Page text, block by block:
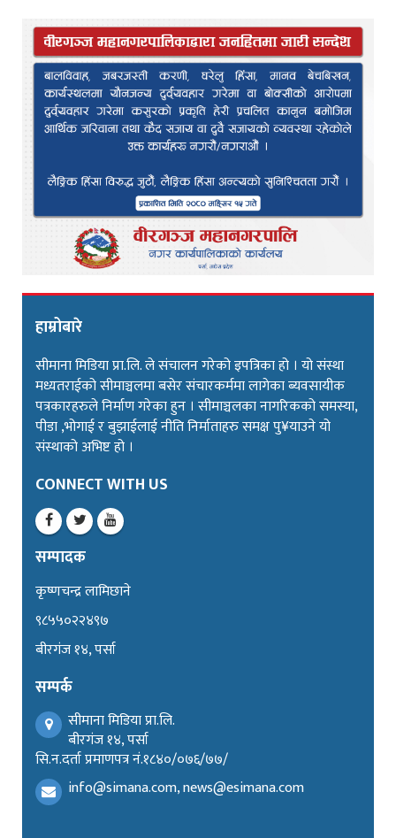
हाम्रोबारे
सीमाना मिडिया प्रा.लि. ले संचालन गरेको इपत्रिका हो । यो संस्था
मध्यतराईको सीमाञ्चलमा बसेर संचारकर्ममा लागेका ब्यवसायीक
पत्रकारहरुले निर्माण गरेका हुन । सीमाञ्चलका नागरिकको समस्या,
पीडा ,भोगाई र बुझाईलाई नीति निर्माताहरु समक्ष पु¥याउने यो
संस्थाको अभिष्ट हो ।
CONNECT WITH US
सम्पादक
कृष्णचन्द्र लामिछाने
९८५५०२२४९७
बीरगंज १४, पर्सा
सम्पर्क
सीमाना मिडिया प्रा.लि.
बीरगंज १४, पर्सा
सि.न.दर्ता प्रमाणपत्र नं.१८४०/०७६/७७/
info@simana.com, news@esimana.com